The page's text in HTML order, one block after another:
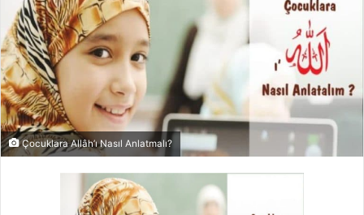
Çocuklara Allâh’ı Nasıl Anlatmalı?